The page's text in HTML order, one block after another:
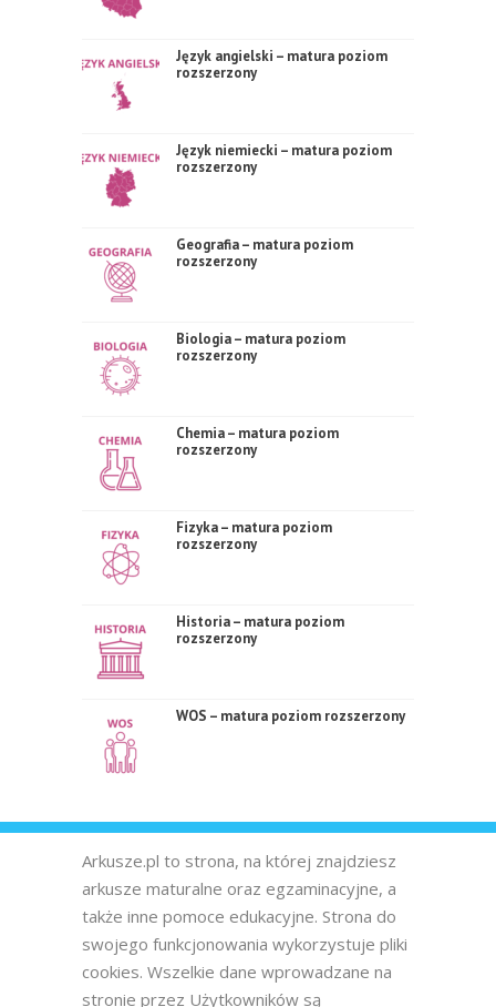
Język angielski – matura poziom
rozszerzony
Język niemiecki – matura poziom
rozszerzony
Geografia – matura poziom
rozszerzony
Biologia – matura poziom
rozszerzony
Chemia – matura poziom
rozszerzony
Fizyka – matura poziom
rozszerzony
Historia – matura poziom
rozszerzony
WOS – matura poziom rozszerzony
Arkusze.pl to strona, na której znajdziesz
arkusze maturalne oraz egzaminacyjne, a
także inne pomoce edukacyjne. Strona do
swojego funkcjonowania wykorzystuje pliki
cookies. Wszelkie dane wprowadzane na
stronie przez Użytkowników są